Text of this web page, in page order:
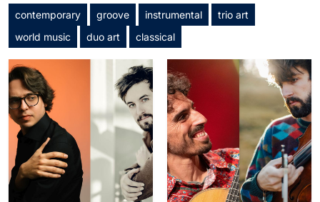
contemporary groove instrumental
trio art
world music
duo art classical